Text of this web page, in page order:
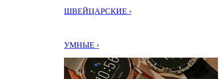
ШВЕЙЦАРСКИЕ ›
УМНЫЕ ›